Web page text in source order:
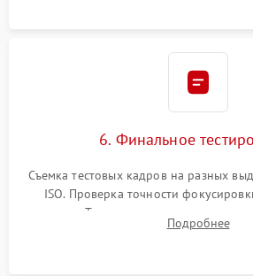
6. Финальное
Съемка тестовых кадров на разных
ISO. Проверка точности
мишени. Тест записи на карту
вспышки, микрофона и всех
Подробнее